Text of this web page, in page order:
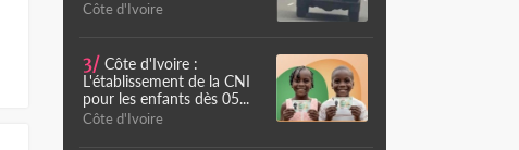
Côte d'Ivoire
3/ Côte d'Ivoire :
L'établissement de la CNI
pour les enfants dès 05...
Côte d'Ivoire